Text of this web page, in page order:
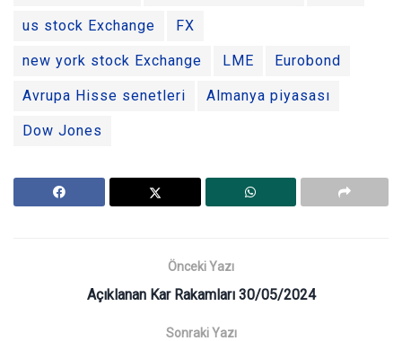
us stock Exchange FX
new york stock Exchange LME Eurobond
Avrupa Hisse senetleri Almanya piyasası
Dow Jones
Önceki Yazı
Açıklanan Kar Rakamları 30/05/2024
Sonraki Yazı